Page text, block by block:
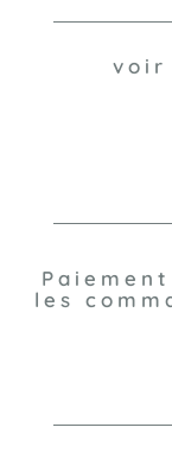
voir
les